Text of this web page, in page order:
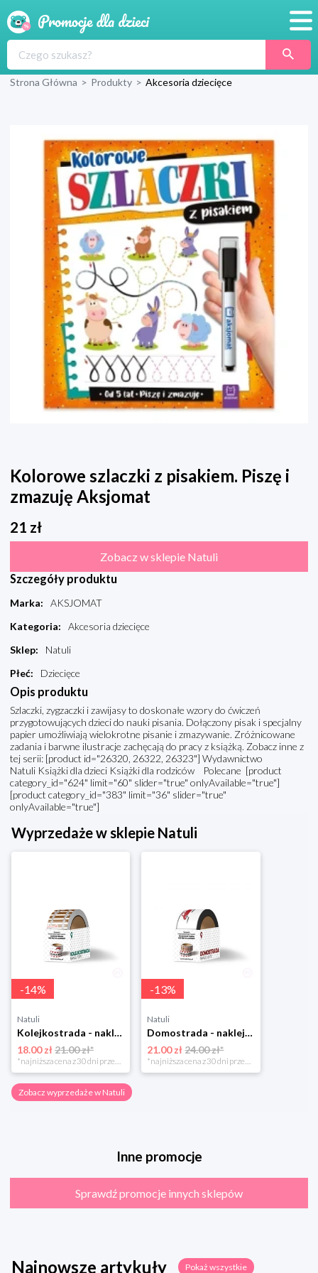
Produkty
Blog
Wyprawka
Strona Główna > Produkty > Akcesoria dziecięce
Kolorowe szlaczki z pisakiem. Piszę i
zmazuję Aksjomat
21 zł
Zobacz w sklepie Natuli
Szczegóły produktu
Marka:
AKSJOMAT
Kategoria:
Akcesoria dziecięce
Sklep:
Natuli
Płeć: Dziecięce
Opis produktu
Szlaczki, zygzaczki i zawijasy to doskonałe wzory do ćwiczeń
przygotowujących dzieci do nauki pisania. Dołączony pisak i specjalny
papier umożliwiają wielokrotne pisanie i zmazywanie. Zróżnicowane
zadania i barwne ilustracje zachęcają do pracy z książką. Zobacz inne z
tej serii: [product id="26320, 26322, 26323"] Wydawnictwo
Natuli Książki dla dzieci Książki dla rodziców Polecane [product
category_id="624" limit="60" slider="true" onlyAvailable="true"]
[product category_id="383" limit="36" slider="true"
onlyAvailable="true"]
Wyprzedaże w sklepie Natuli
-14%
Natuli
Kolejkostrada - naklejaj tory Zuzutoys
18.00 zł21.00 zł*
*najniższa cena z 30 dni przed obniżką
-13%
Natuli
Domostrada - naklejaj ulice Zuzutoys
21.00 zł 24.00 zł*
*najniższa cena z 30 dni przed obniżką
Zobacz wyprzedaże w Natuli
Inne promocje
Sprawdź promocje innych sklepów
Najnowsze artykuły Pokaż wszystkie